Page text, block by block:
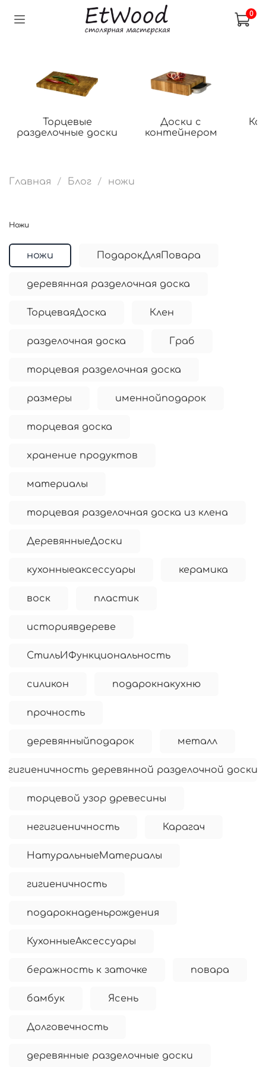
0
Торцевые
разделочные доски
Доски с
контейнером
Главная Блог ножи
ножи
ножи ПодарокДляПовара
деревянная разделочная доска
ТорцеваяДоска Клен
разделочная доска Граб
торцевая разделочная доска
размеры именнойподарок
торцевая доска
хранение продуктов
материалы
торцевая разделочная доска из клена
ДеревянныеДоски
кухонныеаксессуары керамика
воск пластик
историявдереве
СтильИФункциональность
силикон подарокнакухню
прочность
деревянныйподарок металл
гигиеничность деревянной разделочной доски
торцевой узор древесины
негигиеничность Карагач
НатуральныеМатериалы
гигиеничность
подарокнаденьрождения
КухонныеАксессуары
беражность к заточке повара
бамбук Ясень
Долговечность
деревянные разделочные доски